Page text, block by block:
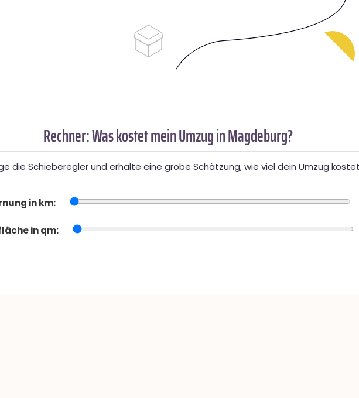
Rechner: Was kostet mein Umzug in Magdeburg?
die Schieberegler und erhalte eine grobe Schätzung, wie viel dein Umzug
in km:
in qm: